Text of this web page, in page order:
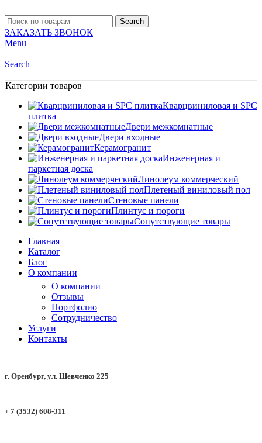
Search
ЗАКАЗАТЬ ЗВОНОК
Menu
Search
Категории товаров
Кварцвиниловая и SPC
плитка
Двери межкомнатные
Двери входные
Керамогранит
Инженерная и
паркетная доска
Линолеум коммерческий
Плетеный виниловый пол
Стеновые панели
Плинтус и пороги
Сопутствующие товары
Главная
Каталог
Блог
О компании
О компании
Отзывы
Портфолио
Сотрудничество
Услуги
Контакты
г. Оренбург, ул. Шевченко 225
+ 7 (3532) 608-311